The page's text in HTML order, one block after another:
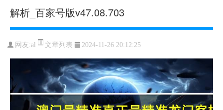
解析_百家号版v47.08.703
网友:al 文章列表 2024-11-26 20:12:25